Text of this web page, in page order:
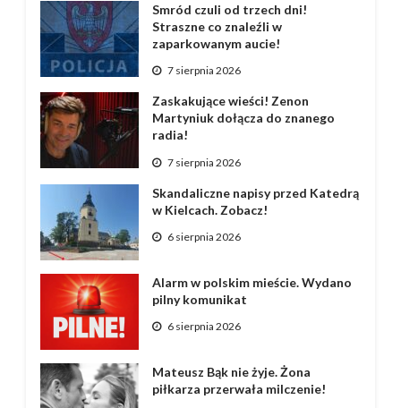
Smród czuli od trzech dni!
Straszne co znaleźli w
zaparkowanym aucie!
7 sierpnia 2026
Zaskakujące wieści! Zenon
Martyniuk dołącza do znanego
radia!
7 sierpnia 2026
Skandaliczne napisy przed Katedrą
w Kielcach. Zobacz!
6 sierpnia 2026
Alarm w polskim mieście. Wydano
pilny komunikat
6 sierpnia 2026
Mateusz Bąk nie żyje. Żona
piłkarza przerwała milczenie!